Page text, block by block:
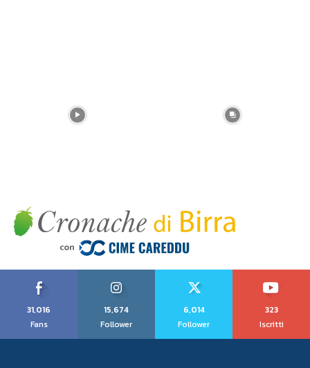
31,016
Fans
15,674
Follower
6,014
Follower
323
Iscritti